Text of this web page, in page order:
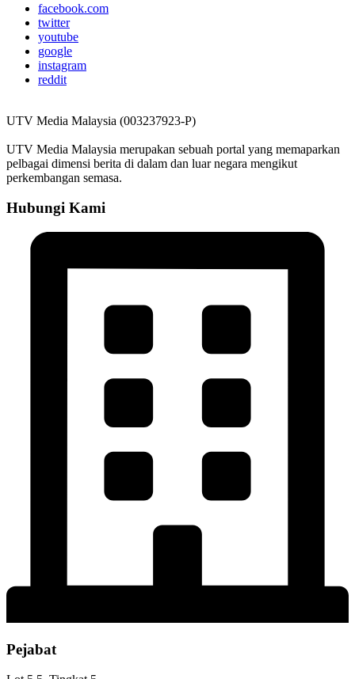
facebook.com
twitter
youtube
google
instagram
reddit
UTV Media Malaysia (003237923-P)
UTV Media Malaysia merupakan sebuah portal yang memaparkan
pelbagai dimensi berita di dalam dan luar negara mengikut
perkembangan semasa.
Hubungi Kami
Pejabat